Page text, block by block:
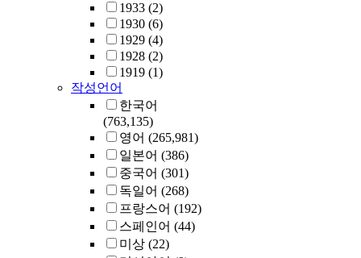
1933 (2)
1930 (6)
1929 (4)
1928 (2)
1919 (1)
작성언어
한국어
(763,135)
영어 (265,981)
일본어 (386)
중국어 (301)
독일어 (268)
프랑스어 (192)
스페인어 (44)
미상 (22)